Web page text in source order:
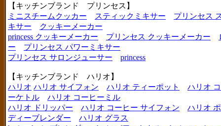
【キッチンブランド プリンセス】
ミニスチームクッカー
スティックミキサー
プリンセス
キサー
クッキーメーカー
princess クッキーメーカー
プリンセス クッキーメーカー
ー
プリンセス パワーミキサー
プリンセス サロンジューサー
princess
【キッチンブランド ハリオ】
ハリオ ハリオ サイフォン ハリオ ティーポット
ハリオ
ーケトル
ハリオ コーヒーミル
ハリオ ドリッパー
ハリオ コーヒー サイフォン
ハリオ
ディーブレンダー
ハリオ グラス